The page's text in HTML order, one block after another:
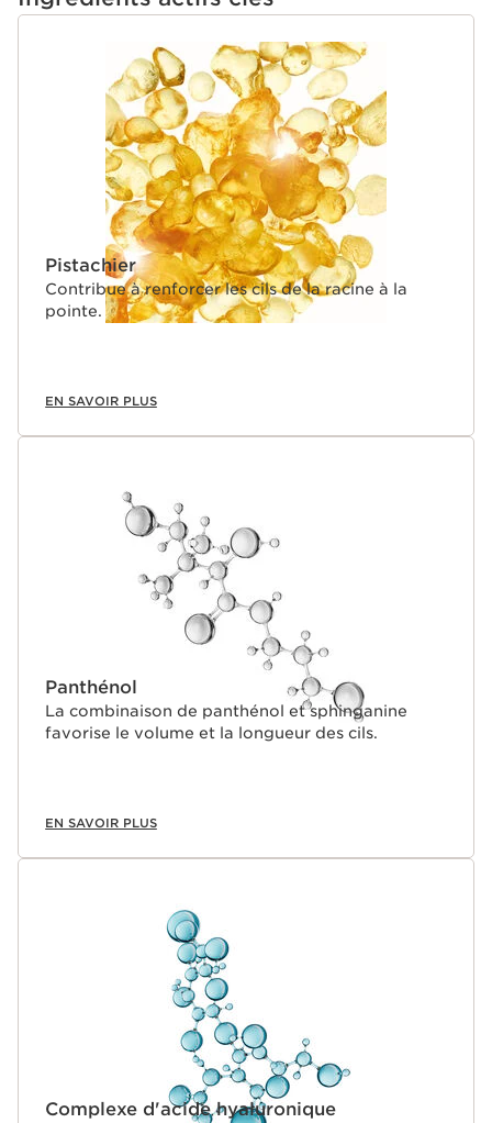
[AH], une technologie exclusive Clarins, à base de
Sphinganine et de Panthénol. Elle améliore la qualité
des cils, même nus. De plus, de l'acide hyaluronique,
gaine chaque cil pour une définition optimale et un
extrait de pistachier lentisque aide à fortifier la frange
des cils de la racine à la pointe.
93% d’ingrédients d’origine naturelle, 88% de formule
Flacon en verre recyclable, capot contenant au moins
75% de matières recyclées.
*Test clinique, 33 femmes
Innovation
lentisque et de l’Acide
l'apparence des cils.
Sa DUAL-FIBRE DIMENSIONS BRUSH aux fibres issues
du ricin, enveloppent, étirent et définissent les cils dans
toutes leurs dimensions.
ALLER AU CONTENU
Pistachier
Contribue à renforcer les cils de la racine à la
pointe.
EN SAVOIR PLUS
Panthénol
La combinaison de panthénol et sphinganine
favorise le volume et la longueur des cils.
EN SAVOIR PLUS
Complexe d'acide hyaluronique